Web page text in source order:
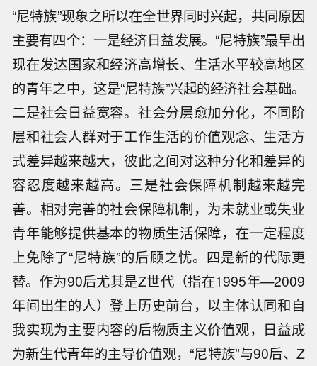
“尼特族”现象之所以在全世界同时兴起，共同原因
主要有四个：一是经济日益发展。“尼特族”最早出
现在发达国家和经济高增长、生活水平较高地区
的青年之中，这是“尼特族”兴起的经济社会基础。
二是社会日益宽容。社会分层愈加分化，不同阶
层和社会人群对于工作生活的价值观念、生活方
式差异越来越大，彼此之间对这种分化和差异的
容忍度越来越高。三是社会保障机制越来越完
善。相对完善的社会保障机制，为未就业或失业
青年能够提供基本的物质生活保障，在一定程度
上免除了“尼特族”的后顾之忧。四是新的代际更
替。作为90后尤其是Z世代（指在1995年—2009
年间出生的人）登上历史前台，以主体认同和自
我实现为主要内容的后物质主义价值观，日益成
为新生代青年的主导价值观，“尼特族”与90后、Z